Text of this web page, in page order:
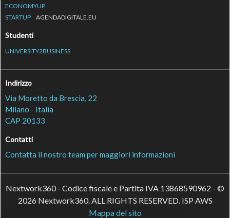
ECONOMYUP
STARTUP
AGENDADIGITALE.EU
Studenti
UNIVERSITY2BUSINESS
Indirizzo
Via Moretto da Brescia, 22
Milano - Italia
CAP 20133
Contatti
Contatta il nostro team per maggiori informazioni
Nextwork360 - Codice fiscale e Partita IVA 13868590962 - ©
2026 Nextwork360. ALL RIGHTS RESERVED. ISP AWS
Mappa del sito